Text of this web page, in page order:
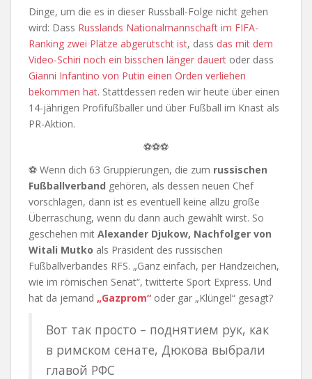
Dinge, um die es in dieser Russball-Folge nicht gehen
wird: Dass Russlands Nationalmannschaft im FIFA-
Ranking zwei Plätze abgerutscht ist, dass das mit dem
Video-Schiri noch ein bisschen länger dauert oder dass
Gianni Infantino von Putin einen Orden verliehen
bekommen hat. Stattdessen reden wir heute über einen
14-jährigen Profifußballer und über Fußball im Knast als
PR-Aktion.
⚽⚽⚽
⚽ Wenn dich 63 Gruppierungen, die zum russischen
Fußballverband gehören, als dessen neuen Chef
vorschlagen, dann ist es eventuell keine allzu große
Überraschung, wenn du dann auch gewählt wirst. So
geschehen mit Alexander Djukow, Nachfolger von
Witali Mutko als Präsident des russischen
Fußballverbandes RFS. „Ganz einfach, per Handzeichen,
wie im römischen Senat“, twitterte Sport Express. Und
hat da jemand „Gazprom“ oder gar „Klüngel“ gesagt?
Вот так просто – поднятием рук, как
в римском сенате, Дюкова выбрали
главой РФС